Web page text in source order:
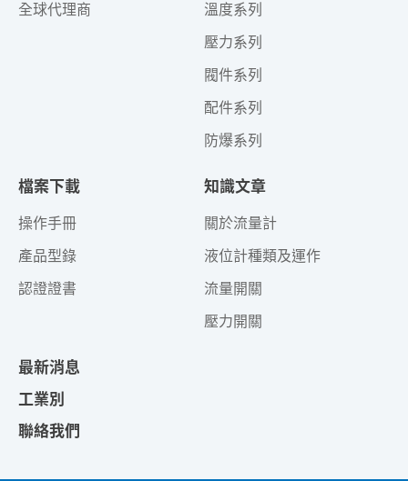
全球代理商
溫度系列
壓力系列
閥件系列
配件系列
防爆系列
檔案下載
操作手冊
產品型錄
認證證書
知識文章
關於流量計
液位計種類及運作
流量開關
壓力開關
最新消息
工業別
聯絡我們